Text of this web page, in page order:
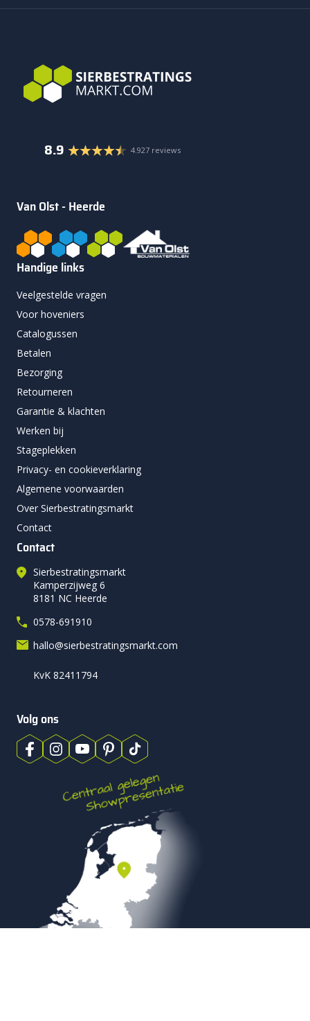
8.9 4.927 reviews
Van Olst - Heerde
Handige links
Veelgestelde vragen
Voor hoveniers
Catalogussen
Betalen
Bezorging
Retourneren
Garantie & klachten
Werken bij
Stageplekken
Privacy- en cookieverklaring
Algemene voorwaarden
Over Sierbestratingsmarkt
Contact
Contact
Sierbestratingsmarkt
Kamperzijweg 6
8181 NC Heerde
0578-691910
hallo@sierbestratingsmarkt.com
KvK 82411794
Volg ons